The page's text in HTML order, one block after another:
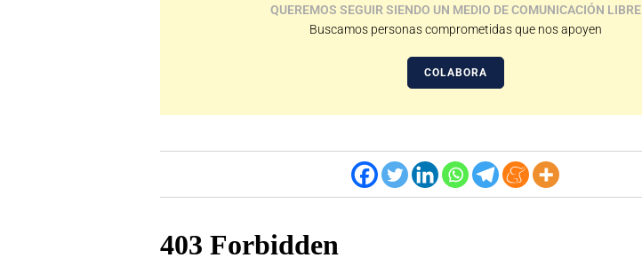
QUEREMOS SEGUIR SIENDO UN MEDIO DE COMUNICACIÓN LIBRE
Buscamos personas comprometidas que nos apoyen
COLABORA